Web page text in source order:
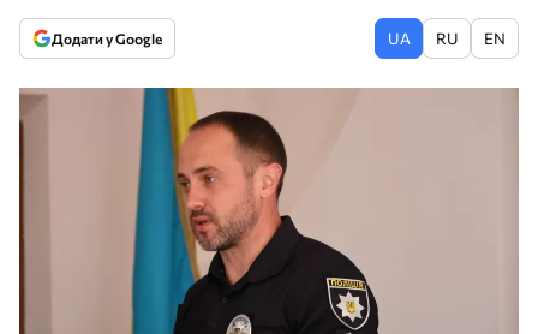
Додати у Google UA RU EN